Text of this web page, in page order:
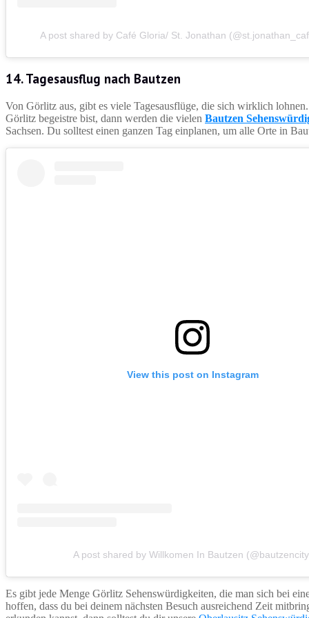
A post shared by Café Gloria/ St. Jonathan
14. Tagesausflug nach Bautzen
Von Görlitz aus, gibt es viele Tagesausflüge, die sich wirklich
Görlitz begeistre bist, dann werden die vielen Bautzen
Sachsen. Du solltest einen ganzen Tag einplanen, um alle Orte in
View this post on Instagram
A post shared by Willkomen In Bautzen
Es gibt jede Menge Görlitz Sehenswürdigkeiten, die man sich bei
hoffen, dass du bei deinem nächsten Besuch ausreichend Zeit